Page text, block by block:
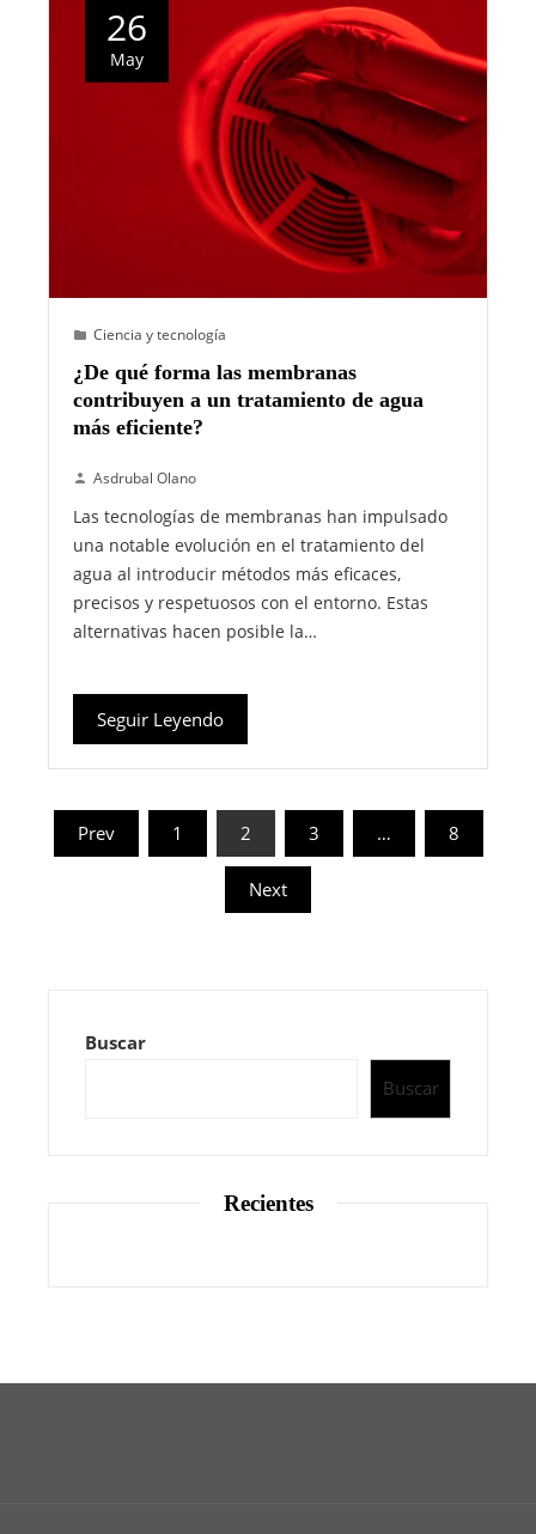
26
May
Ciencia y tecnología
¿De qué forma las membranas
contribuyen a un tratamiento de agua
más eficiente?
Asdrubal Olano
Las tecnologías de membranas han impulsado
una notable evolución en el tratamiento del
agua al introducir métodos más eficaces,
precisos y respetuosos con el entorno. Estas
alternativas hacen posible la…
Seguir Leyendo
Paginación
Prev 1 2 3 … 8
Next
Buscar
Buscar
Recientes